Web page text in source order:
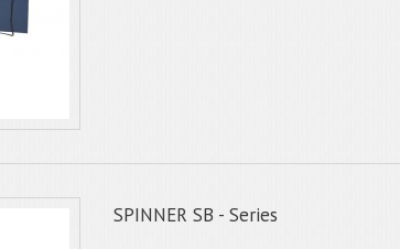
SPINNER SB - Series